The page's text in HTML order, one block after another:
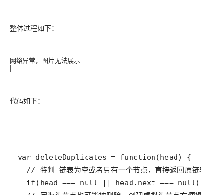
整体过程如下：
网络异常，图片无法展示
|
代码如下：